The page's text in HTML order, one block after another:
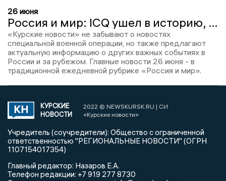
26 июня
Россия и мир: ICQ ушел в историю, Ассанж прилетел на родину, а Макрон испортил праздник
«Курские новости» не забывают о новостях
специальной военной операции, но также предлагают
актуальную информацию о других важных событиях в
России и за рубежом. Главные новости 26 июня - в
традиционной ежедневной рубрике «Россия и мир».
КУРСКИЕ
НОВОСТИ
2022 © NEWSKURSK.RU | СИ
«Курские новости»
Учредитель (соучредители): Общество с ограниченной
ответственностью "РЕГИОНАЛЬНЫЕ НОВОСТИ" (ОГРН
1107154017354)
Главный редактор: Назаров Е.А.
Телефон редакции: +7 919 277 8730